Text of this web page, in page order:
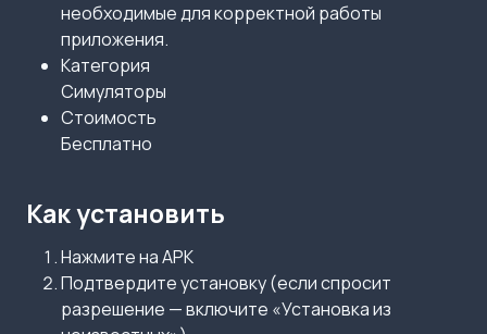
необходимые для корректной работы
приложения.
Категория
Симуляторы
Стоимость
Бесплатно
Как установить
Нажмите на APK
Подтвердите установку (если спросит
разрешение — включите «Установка из